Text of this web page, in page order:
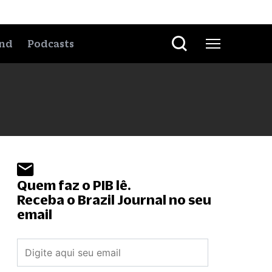
Podcasts
Quem faz o PIB lê.
Receba o Brazil Journal no seu
email